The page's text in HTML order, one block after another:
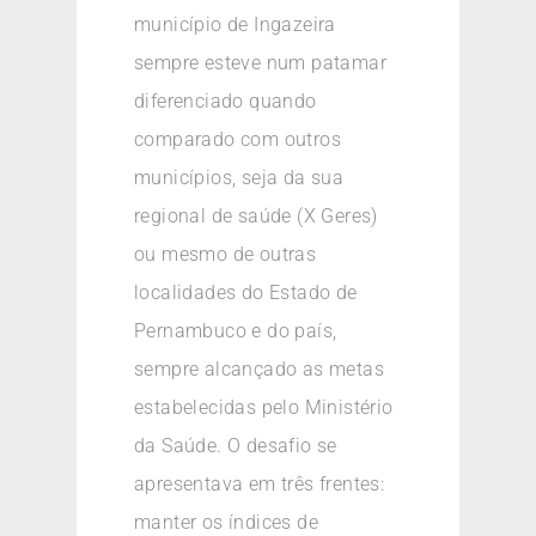
município de Ingazeira
sempre esteve num patamar
diferenciado quando
comparado com outros
municípios, seja da sua
regional de saúde (X Geres)
ou mesmo de outras
localidades do Estado de
Pernambuco e do país,
sempre alcançado as metas
estabelecidas pelo Ministério
da Saúde. O desafio se
apresentava em três frentes:
manter os índices de